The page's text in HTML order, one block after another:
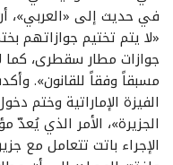
في حديث إلى «العربي»،
«لا يتم تختيم جوازاتهم
جوازات مطار سقطرى،
مسبقاً وفقاً للقانون».
الفيزة الإماراتية وختم
الجزيرة»، الأمر الذي يُعدّ
الإجراء باتت تتعامل مع